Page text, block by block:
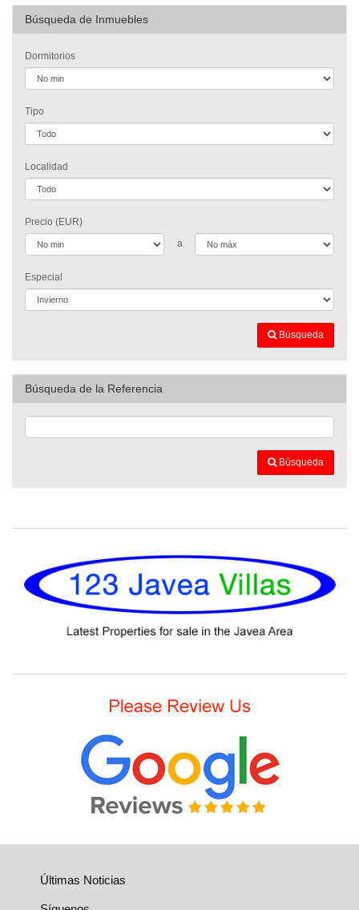
Búsqueda de Inmuebles
Dormitorios
Tipo
Localidad
Precio (EUR)
a
Especial
Búsqueda
Búsqueda de la Referencia
Búsqueda
Últimas Noticias